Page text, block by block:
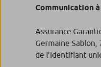
Communication
Assurance
Germaine Sablon,
de l’identifiant